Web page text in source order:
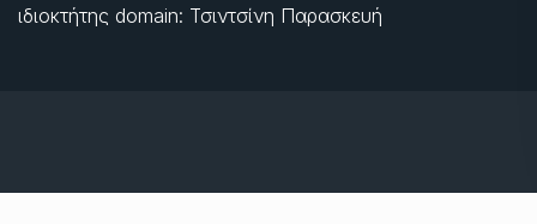
ιδιοκτήτης domain: Τσιντσίνη Παρασκευή